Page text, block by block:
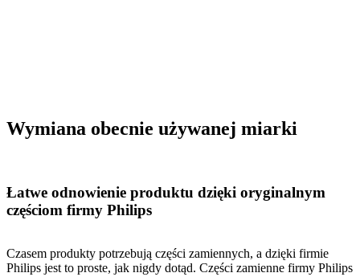
Wymiana obecnie używanej miarki
Łatwe odnowienie produktu dzięki oryginalnym
częściom firmy Philips
Czasem produkty potrzebują części zamiennych, a dzięki firmie
Philips jest to proste, jak nigdy dotąd. Części zamienne firmy Philips